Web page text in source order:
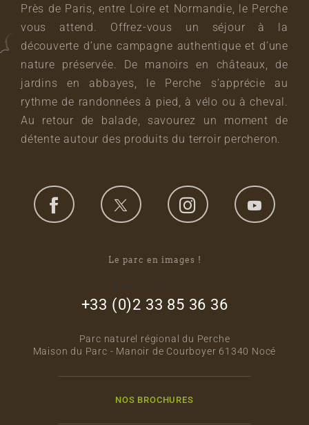
Près de Paris, entre Loire et Normandie, le Perche
vous attend. Offrez-vous un séjour à la
découverte d’une campagne authentique et d’une
nature préservée. De manoirs en châteaux, de
jardins en abbayes, le Perche s’apprécie au
rythme de randonnées à pied, à vélo ou à cheval.
Au retour de balade, savourez un moment de
détente autour des produits du terroir percheron.
Le parc en images !
+33 (0)2 33 85 36 36
Parc naturel régional du Perche
Maison du Parc - Manoir de Courboyer 61340 Nocé
NOS BROCHURES